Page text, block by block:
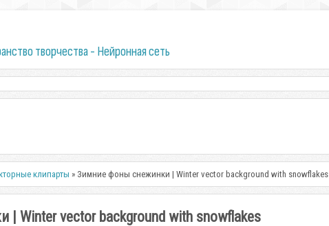
творчества - Нейронная сеть
клипарты » Зимние фоны снежинки | Winter vector background with snowflakes
Winter vector background with snowflakes